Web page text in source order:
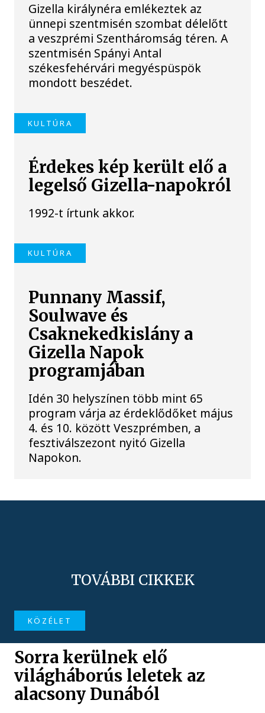
Gizella királynéra emlékeztek az
ünnepi szentmisén szombat délelőtt
a veszprémi Szentháromság téren. A
szentmisén Spányi Antal
székesfehérvári megyéspüspök
mondott beszédet.
KULTÚRA
Érdekes kép került elő a
legelső Gizella-napokról
1992-t írtunk akkor.
KULTÚRA
Punnany Massif,
Soulwave és
Csaknekedkislány a
Gizella Napok
programjában
Idén 30 helyszínen több mint 65
program várja az érdeklődőket május
4. és 10. között Veszprémben, a
fesztiválszezont nyitó Gizella
Napokon.
TOVÁBBI CIKKEK
KÖZÉLET
Sorra kerülnek elő
világháborús leletek az
alacsony Dunából